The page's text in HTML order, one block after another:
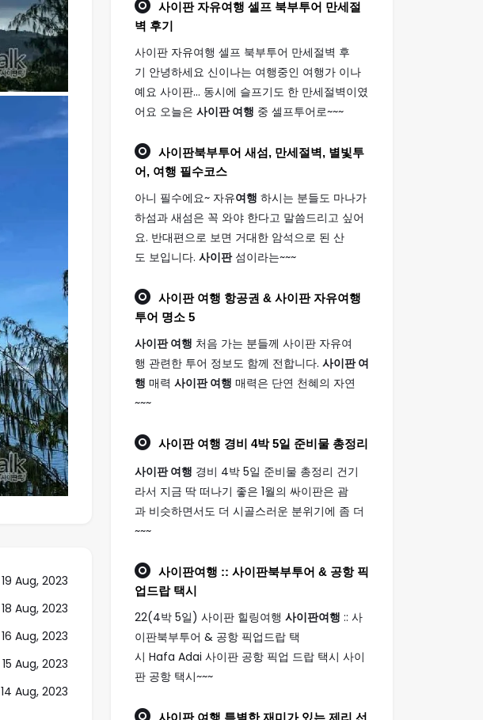
19 Aug, 2023
18 Aug, 2023
16 Aug, 2023
15 Aug, 2023
14 Aug, 2023
사이판자유여행 셀프 북부투어 만세절
벽 후기
사이판 자유여행 셀프 북부투어 만세절벽 후
기 안녕하세요 신이나는 여행중인 여행가 이나
예요 사이판... 동시에 슬프기도 한 만세절벽이였
어요 오늘은 사이판 여행 중 셀프투어로~~~
사이판북부투어 새섬, 만세절벽, 별빛투
어, 여행 필수코스
아니 필수에요~ 자유여행 하시는 분들도 마나가
하섬과 새섬은 꼭 와야 한다고 말씀드리고 싶어
요. 반대편으로 보면 거대한 암석으로 된 산
도 보입니다. 사이판섬이라는~~~
사이판 여행 항공권 & 사이판 자유여행
투어 명소 5
사이판 여행 처음 가는 분들께 사이판 자유여
행 관련한 투어 정보도 함께 전합니다. 사이판 여
행 매력 사이판 여행 매력은 단연 천혜의 자연
~~~
사이판 여행 경비 4박 5일 준비물 총정리
사이판 여행 경비 4박 5일 준비물 총정리 건기
라서 지금 딱 떠나기 좋은 1월의 싸이판은 괌
과 비슷하면서도 더 시골스러운 분위기에 좀 더
~~~
사이판여행 :: 사이판북부투어 & 공항 픽
업드랍 택시
22(4박 5일) 사이판 힐링여행 사이판여행 :: 사
이판북부투어 & 공항 픽업드랍 택
시 Hafa Adai 사이판 공항 픽업 드랍 택시 사이
판 공항 택시~~~